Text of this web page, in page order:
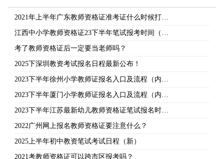
2021年上半年广东教师资格证准考证什么时候打…
江西中小学教师资格证23下半年笔试报考时间（…
考了教师资格证后一定要当老师吗？
2025下深圳教资考试报名日程最新公布！
2023下半年徐州小学教师证报名入口及流程（内…
2023下半年厦门小学教师证报名入口及流程（内…
2023下半年江苏最新幼儿教师资格证笔试报名时…
2022广州网上报名教师资格证要注意什么？
2025上半年初中教资笔试考试日程（新）
2021考教师资格证可以跨市区报考吗？